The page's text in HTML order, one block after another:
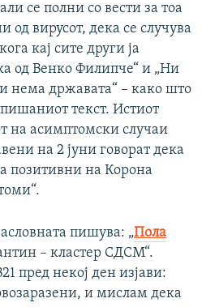
се полни со вести за тоа
од вирусот, дека се случува
кај сите други ја
од Венко Филипче“ и „Ни
нема државата“ – како што
текст. Истиот
на асимптомски случаи
на 2 јуни говорат дека
позитивни на Корона
пишува: „Пола
– кластер СДСМ“.
пред некој ден изјави:
и мислам дека